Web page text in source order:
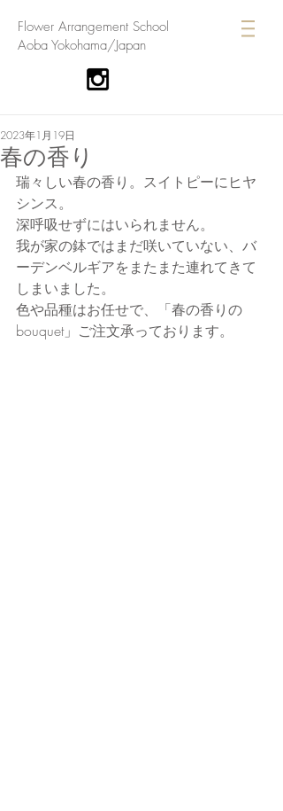
​Flower Arrangement School
Aoba Yokohama/Japan
春の香り
2023年1月19日
瑞々しい春の香り。スイトピーにヒヤ
シンス。
深呼吸せずにはいられません。
我が家の鉢ではまだ咲いていない、バ
ーデンベルギアをまたまた連れてきて
しまいました。
色や品種はお任せで、「春の香りの
bouquet」ご注文承っております。